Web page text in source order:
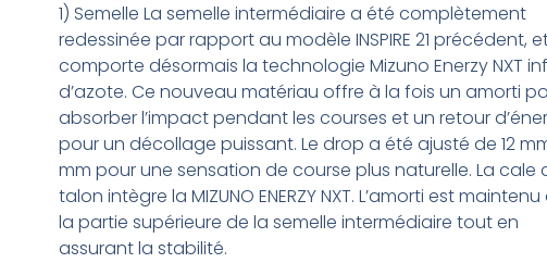
1) Semelle La semelle intermédiaire a été complètement
redessinée par rapport au modèle INSPIRE 21 précédent,
comporte désormais la technologie Mizuno Enerzy NXT
d’azote. Ce nouveau matériau offre à la fois un amorti
absorber l’impact pendant les courses et un retour
pour un décollage puissant. Le drop a été ajusté de 12
mm pour une sensation de course plus naturelle. La cale
talon intègre la MIZUNO ENERZY NXT. L’amorti est
la partie supérieure de la semelle intermédiaire tout en
assurant la stabilité.